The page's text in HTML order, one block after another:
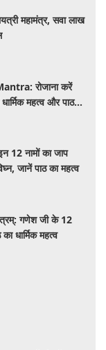
महामंत्र, सवा लाख
रोजाना करें
महत्व और पाठ
12 नामों का जाप
जानें पाठ का महत्व
गणेश जी के 12
धार्मिक महत्व